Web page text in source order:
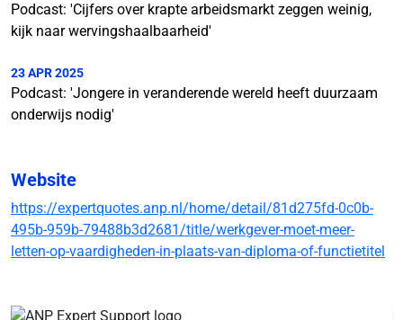
Podcast: 'Cijfers over krapte arbeidsmarkt zeggen weinig,
kijk naar wervingshaalbaarheid'
23 APR 2025
Podcast: 'Jongere in veranderende wereld heeft duurzaam
onderwijs nodig'
Website
https://expertquotes.anp.nl/home/detail/81d275fd-0c0b-
495b-959b-79488b3d2681/title/werkgever-moet-meer-
letten-op-vaardigheden-in-plaats-van-diploma-of-functietitel